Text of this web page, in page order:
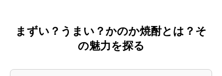
まずい？うまい？かのか焼酎とは？そ
の魅力を探る